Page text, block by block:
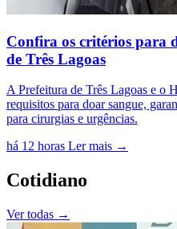
Confira os critérios para
de Três Lagoas
A Prefeitura de Três Lagoas e o
requisitos para doar sangue,
para cirurgias e urgências.
há 12 horas Ler mais →
Cotidiano
Ver todas →